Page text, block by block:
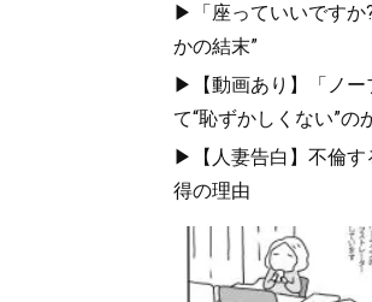
▶「座っていいですか
かの結末”
▶【動画あり】「ノー
て“恥ずかしくない”の
▶【人妻告白】不倫す
得の理由